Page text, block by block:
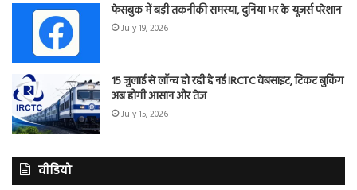
फेसबुक में बड़ी तकनीकी समस्या, दुनिया भर के यूजर्स परेशान
July 19, 2026
15 जुलाई से लॉन्च हो रही है नई IRCTC वेबसाइट, टिकट बुकिंग
अब होगी आसान और तेज
July 15, 2026
वीडियो